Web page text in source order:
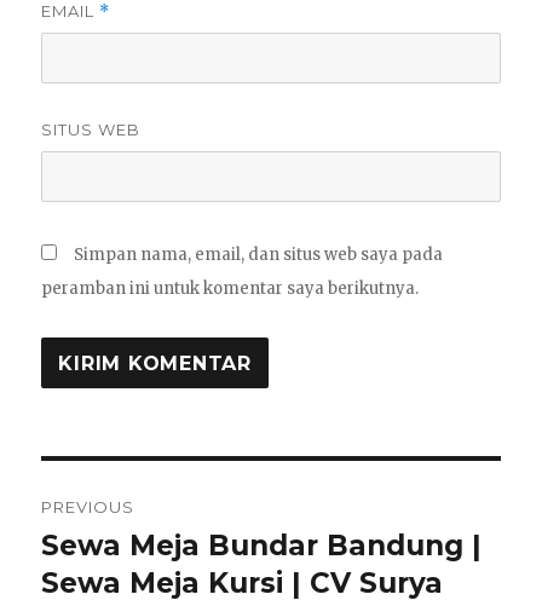
EMAIL *
SITUS WEB
Simpan nama, email, dan situs web saya pada
peramban ini untuk komentar saya berikutnya.
pos
PREVIOUS
Previous
post:
Sewa Meja Bundar Bandung |
Sewa Meja Kursi | CV Surya